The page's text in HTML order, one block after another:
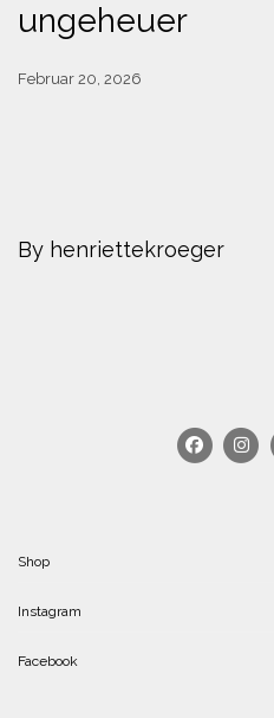
ungeheuer
Februar 20, 2026
By henriettekroeger
Shop
Instagram
Facebook